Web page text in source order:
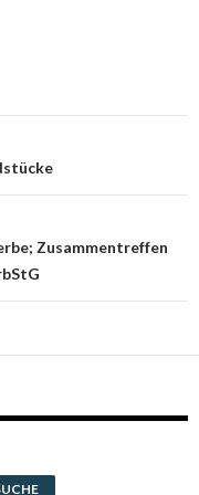
Zusammentreffen